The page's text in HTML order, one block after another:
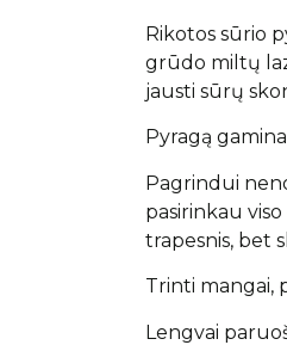
Rikotos sūrio
grūdo miltų
jausti sūrų
Pyragą
Pagrindui
pasirinkau
trapesnis, bet
Trinti mangai,
Lengvai